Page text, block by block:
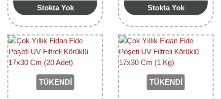
Stokta Yok
Stokta Yok
TÜKENDİ TÜKENDİ